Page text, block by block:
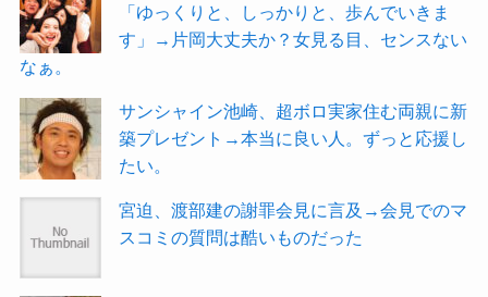
「ゆっくりと、しっかりと、歩んでいきま
す」→片岡大丈夫か？女見る目、センスない
なぁ。
サンシャイン池崎、超ボロ実家住む両親に新
築プレゼント→本当に良い人。ずっと応援し
たい。
宮迫、渡部建の謝罪会見に言及→会見でのマ
スコミの質問は酷いものだった